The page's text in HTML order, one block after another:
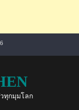
ทุกมุมโลก